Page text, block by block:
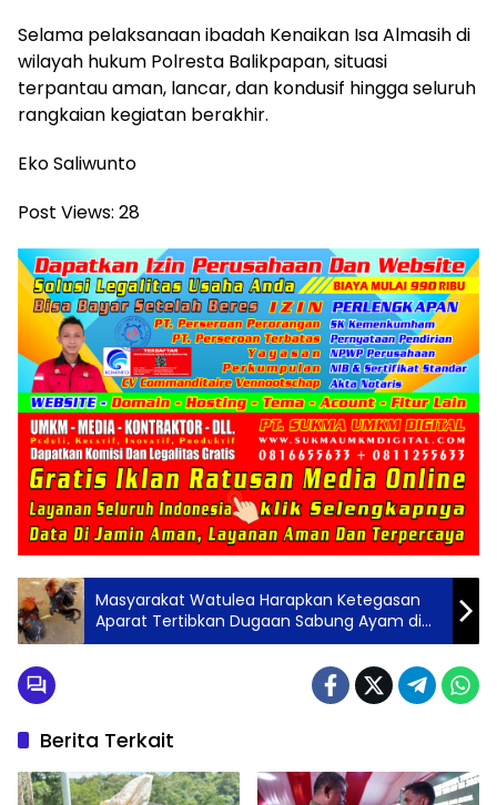
Selama pelaksanaan ibadah Kenaikan Isa Almasih di
wilayah hukum Polresta Balikpapan, situasi
terpantau aman, lancar, dan kondusif hingga seluruh
rangkaian kegiatan berakhir.
Eko Saliwunto
Post Views: 28
Masyarakat Watulea Harapkan Ketegasan
Aparat Tertibkan Dugaan Sabung Ayam di
Buton Tengah
Berita Terkait